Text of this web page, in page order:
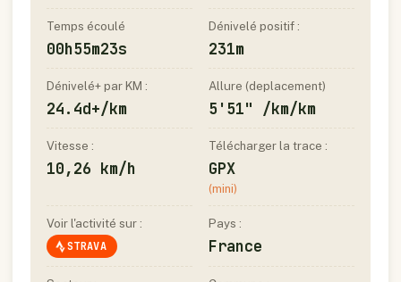
Temps écoulé
00h55m23s
Dénivelé positif :
231m
Dénivelé+ par KM :
24.4d+/km
Allure (deplacement)
5'51" /km/km
Vitesse :
10,26 km/h
Télécharger la trace :
GPX
(mini)
Voir l'activité sur :
STRAVA
Pays :
France